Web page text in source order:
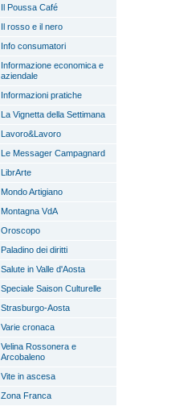
Il Poussa Café
Il rosso e il nero
Info consumatori
Informazione economica e
aziendale
Informazioni pratiche
La Vignetta della Settimana
Lavoro&Lavoro
Le Messager Campagnard
LibrArte
Mondo Artigiano
Montagna VdA
Oroscopo
Paladino dei diritti
Salute in Valle d'Aosta
Speciale Saison Culturelle
Strasburgo-Aosta
Varie cronaca
Velina Rossonera e
Arcobaleno
Vite in ascesa
Zona Franca